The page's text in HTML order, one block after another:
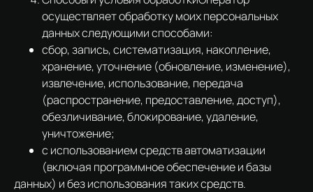
осуществляет обработку моих персональных
данных следующими способами:
сбор, запись, систематизация, накопление,
хранение, уточнение (обновление, изменение),
извлечение, использование, передача
(распространение, предоставление, доступ),
обезличивание, блокирование, удаление,
уничтожение;
с использованием средств автоматизации
(включая программное обеспечение и базы
данных) и без использования таких средств.